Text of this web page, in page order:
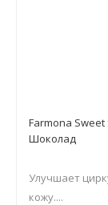
Farmona
Шоколад
Улучшает
кожу....